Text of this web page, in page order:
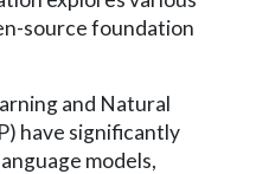
source foundation
and Natural
have significantly
models,